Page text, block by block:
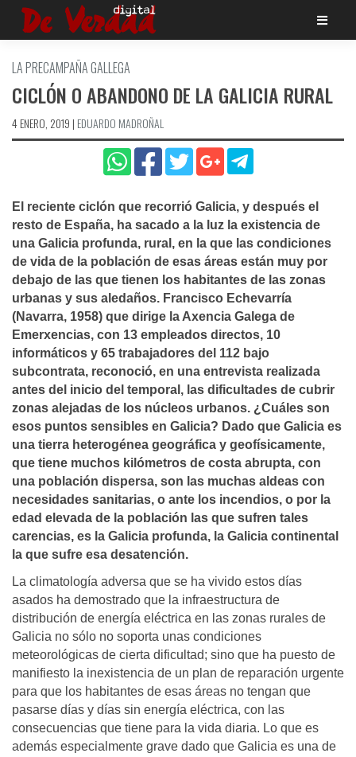
Saltar
LA PRECAMPAÑA GALLEGA
CICLÓN O ABANDONO DE LA GALICIA RURAL
4 ENERO, 2019 | EDUARDO MADROÑAL
El reciente ciclón que recorrió Galicia, y después el
resto de España, ha sacado a la luz la existencia de
una Galicia profunda, rural, en la que las condiciones
de vida de la población de esas áreas están muy por
debajo de las que tienen los habitantes de las zonas
urbanas y sus aledaños. Francisco Echevarrí­a
(Navarra, 1958) que dirige la Axencia Galega de
Emerxencias, con 13 empleados directos, 10
informáticos y 65 trabajadores del 112 bajo
subcontrata, reconoció, en una entrevista realizada
antes del inicio del temporal, las dificultades de cubrir
zonas alejadas de los núcleos urbanos. ¿Cuáles son
esos puntos sensibles en Galicia? Dado que Galicia es
una tierra heterogénea geográfica y geofí­sicamente,
que tiene muchos kilómetros de costa abrupta, con
una población dispersa, son las muchas aldeas con
necesidades sanitarias, o ante los incendios, o por la
edad elevada de la población las que sufren tales
carencias, es la Galicia profunda, la Galicia continental
la que sufre esa desatención.
La climatología adversa que se ha vivido estos días
asados ha demostrado que la infraestructura de
distribución de energía eléctrica en las zonas rurales de
Galicia no sólo no soporta unas condiciones
meteorológicas de cierta dificultad; sino que ha puesto de
manifiesto la inexistencia de un plan de reparación urgente
para que los habitantes de esas áreas no tengan que
pasarse días y días sin energía eléctrica, con las
consecuencias que tiene para la vida diaria. Lo que es
además especialmente grave dado que Galicia es una de